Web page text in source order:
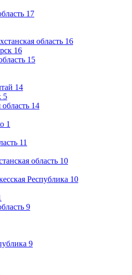
17
область 16
16
15
14
5
14
1
11
область 10
Республика 10
9
9